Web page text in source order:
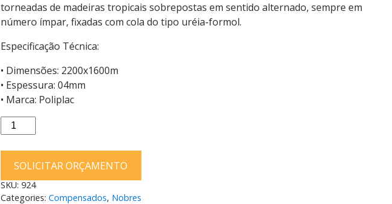
torneadas de madeiras tropicais sobrepostas em sentido alternado, sempre em
número ímpar, fixadas com cola do tipo uréia-formol.
Especificação Técnica:
• Dimensões: 2200x1600m
• Espessura: 04mm
• Marca: Poliplac
Compensado
de
Freijó
04mm
2200x1600mm
quantity
SOLICITAR ORÇAMENTO
SKU: 924
Categories: Compensados, Nobres